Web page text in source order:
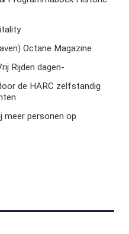
Octane Magazine
Rijden dagen-
de HARC zelfstandig
meer personen op